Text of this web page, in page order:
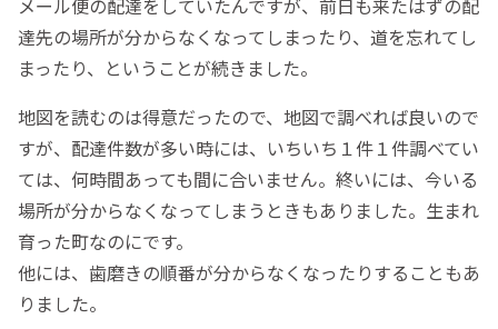
達先の場所が分からなくなってしまったり、道を忘れてし
まったり、ということが続きました。
地図を読むのは得意だったので、地図で調べれば良いので
すが、配達件数が多い時には、いちいち１件１件調べてい
ては、何時間あっても間に合いません。終いには、今いる
場所が分からなくなってしまうときもありました。生まれ
育った町なのにです。
他には、歯磨きの順番が分からなくなったりすることもあ
りました。